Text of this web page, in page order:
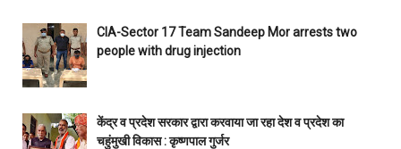
CIA-Sector 17 Team Sandeep Mor arrests two
people with drug injection
केंद्र व प्रदेश सरकार द्वारा करवाया जा रहा देश व प्रदेश का
चहुंमुखी विकास : कृष्णपाल गुर्जर